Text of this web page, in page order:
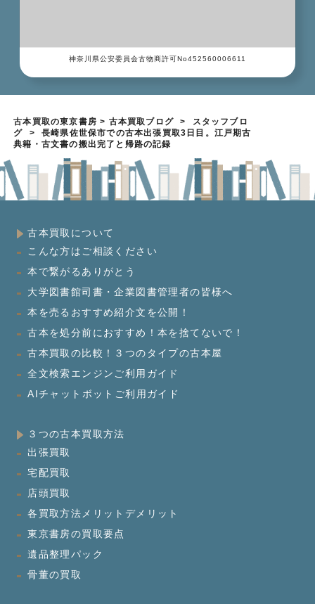
神奈川県公安委員会古物商許可No452560006611
古本買取の東京書房 > 古本買取ブログ >
スタッフブロ
グ
>
長崎県佐世保市での古本出張買取3日目。江戸期古
典籍・古文書の搬出完了と帰路の記録
古本買取について
こんな方はご相談ください
本で繋がるありがとう
大学図書館司書・企業図書管理者の皆様へ
本を売るおすすめ紹介文を公開！
古本を処分前におすすめ！本を捨てないで！
古本買取の比較！３つのタイプの古本屋
全文検索エンジンご利用ガイド
AIチャットボットご利用ガイド
３つの古本買取方法
出張買取
宅配買取
店頭買取
各買取方法メリットデメリット
東京書房の買取要点
遺品整理パック
骨董の買取